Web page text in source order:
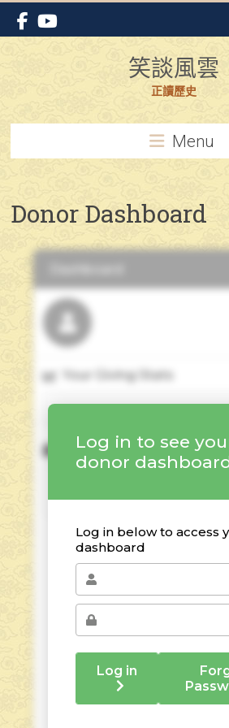
Skip
content
笑談風雲
正讀歷史
Menu
Donor Dashboard